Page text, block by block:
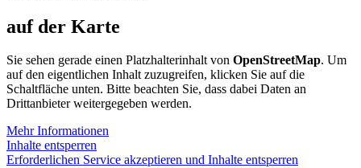
auf der Karte
Sie sehen gerade einen Platzhalterinhalt von OpenStreetMap. Um
auf den eigentlichen Inhalt zuzugreifen, klicken Sie auf die
Schaltfläche unten. Bitte beachten Sie, dass dabei Daten an
Drittanbieter weitergegeben werden.
Mehr Informationen
Inhalte entsperren
Erforderlichen Service akzeptieren und Inhalte entsperren